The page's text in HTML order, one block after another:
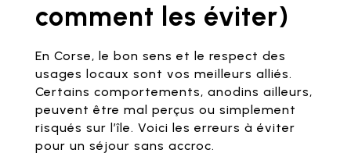
comment les éviter)
En Corse, le bon sens et le respect des
usages locaux sont vos meilleurs alliés.
Certains comportements, anodins ailleurs,
peuvent être mal perçus ou simplement
risqués sur l’île. Voici les erreurs à éviter
pour un séjour sans accroc.